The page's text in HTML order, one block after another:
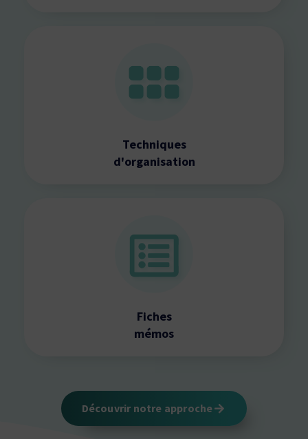
Techniques
d'organisation
Fiches
mémos
Découvrir notre approche